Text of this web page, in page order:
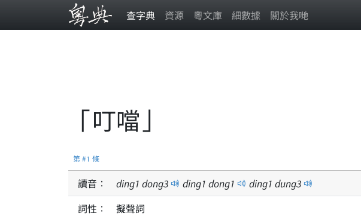
查字典 資源 粵文庫 細數據 關於我哋
「叮噹」
第 #1 條
讀音： ding1 dong3 ding1 dong1 ding1 dung3
詞性：
擬聲詞